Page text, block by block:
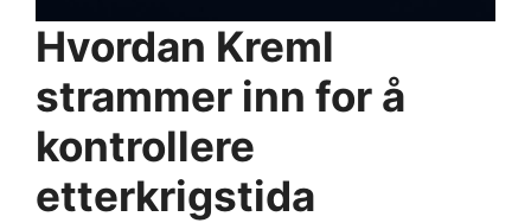
Hvordan Kreml
strammer inn for å
kontrollere
etterkrigstida